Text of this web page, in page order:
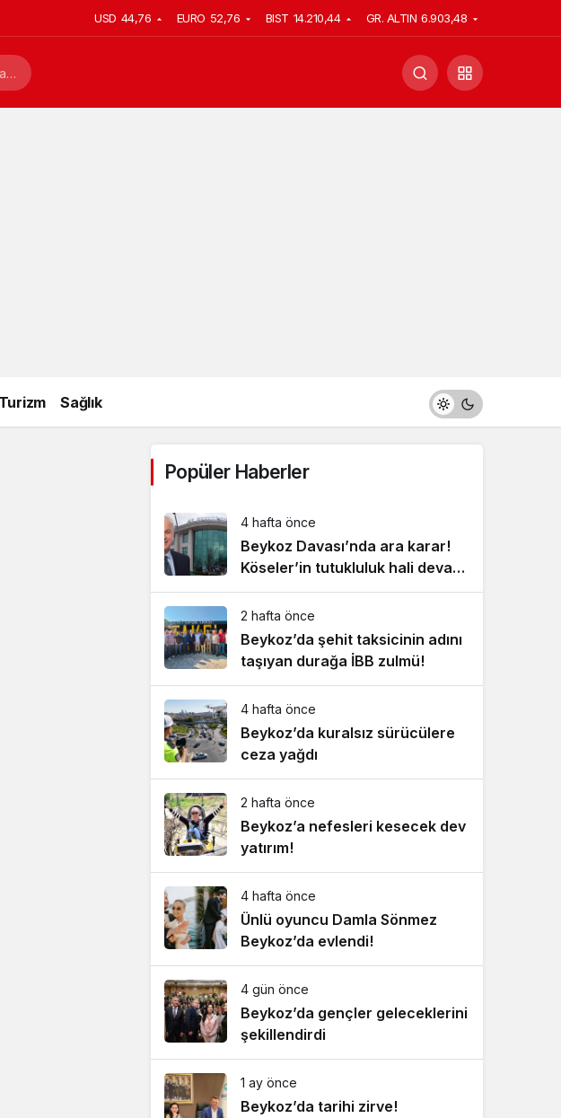
USD 44,76 EURO 52,76 BIST 14.210,44 GR. ALTIN 6.903,48
Turizm Sağlık
Popüler Haberler
4 hafta önce
Beykoz Davası’nda ara karar!
Köseler’in tutukluluk hali devam
ediyor!
2 hafta önce
Beykoz’da şehit taksicinin adını
taşıyan durağa İBB zulmü!
4 hafta önce
Beykoz’da kuralsız sürücülere
ceza yağdı
2 hafta önce
Beykoz’a nefesleri kesecek dev
yatırım!
4 hafta önce
Ünlü oyuncu Damla Sönmez
Beykoz’da evlendi!
4 gün önce
Beykoz’da gençler geleceklerini
şekillendirdi
1 ay önce
Beykoz’da tarihi zirve!